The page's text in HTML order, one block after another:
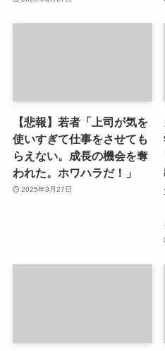
【悲報】若者「上司が気を
使いすぎて仕事をさせても
らえない。成長の機会を奪
われた。ホワハラだ！」
2025年3月27日